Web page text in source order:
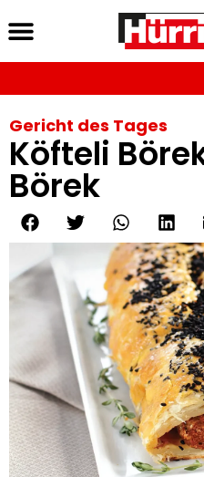
Gericht des Tages
Köfteli
Börek